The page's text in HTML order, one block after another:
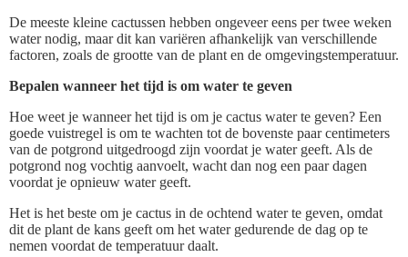
De meeste kleine cactussen hebben ongeveer eens per twee weken
water nodig, maar dit kan variëren afhankelijk van verschillende
factoren, zoals de grootte van de plant en de omgevingstemperatuur.
Bepalen wanneer het tijd is om water te geven
Hoe weet je wanneer het tijd is om je cactus water te geven? Een
goede vuistregel is om te wachten tot de bovenste paar centimeters
van de potgrond uitgedroogd zijn voordat je water geeft. Als de
potgrond nog vochtig aanvoelt, wacht dan nog een paar dagen
voordat je opnieuw water geeft.
Het is het beste om je cactus in de ochtend water te geven, omdat
dit de plant de kans geeft om het water gedurende de dag op te
nemen voordat de temperatuur daalt.